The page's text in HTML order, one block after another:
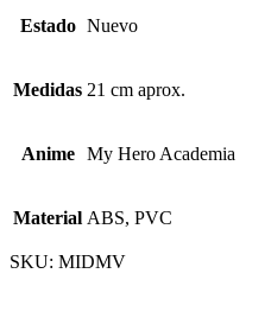
Estado Nuevo
Medidas 21 cm aprox.
Anime My Hero Academia
Material ABS, PVC
SKU: MIDMV